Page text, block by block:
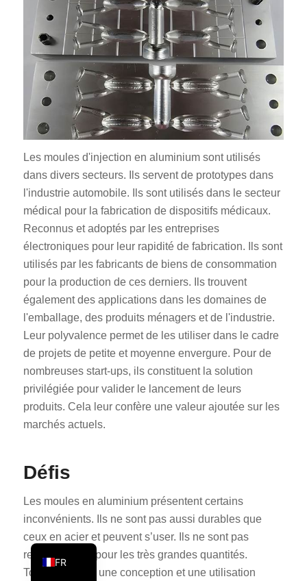
Les moules d'injection en aluminium sont utilisés
dans divers secteurs. Ils servent de prototypes dans
l'industrie automobile. Ils sont utilisés dans le secteur
médical pour la fabrication de dispositifs médicaux.
Reconnus et adoptés par les entreprises
électroniques pour leur rapidité de fabrication. Ils sont
utilisés par les fabricants de biens de consommation
pour la production de ces derniers. Ils trouvent
également des applications dans les domaines de
l'emballage, des produits ménagers et de l'industrie.
Leur polyvalence permet de les utiliser dans le cadre
de projets de petite et moyenne envergure. Pour de
nombreuses start-ups, ils constituent la solution
privilégiée pour valider le lancement de leurs
produits. Cela leur confère une valeur ajoutée sur les
marchés actuels.
Défis
Les moules en aluminium présentent certains
inconvénients. Ils ne sont pas aussi durables que
ceux en acier et peuvent s’user. Ils ne sont pas
recommandés pour les très grandes quantités.
Toutefois, avec une conception et une utilisation
FR
EN
IT
DE
RU
PL
TR
AR
ES
JA
KO
PT
CS
DA
NB
EL
SV
ES_MX